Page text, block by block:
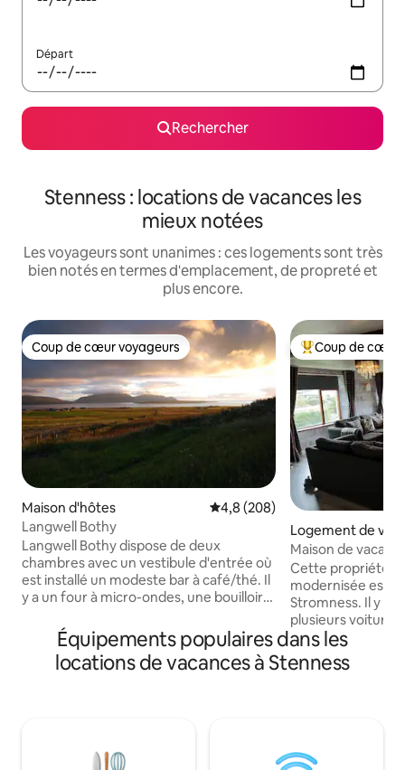
Départ
Rechercher
Stenness : locations de vacances les
mieux notées
Les voyageurs sont unanimes : ces logements sont très
bien notés en termes d'emplacement, de propreté et
plus encore.
Coup de cœur voyageurs
Coup de cœur voyageurs
Maison d'hôtes Évaluation moyenne sur la
4,8 (208)
Langwell Bothy
Langwell Bothy dispose de deux
chambres avec un vestibule d'entrée où
est installé un modeste bar à café/thé. Il
y a un four à micro-ondes, une bouilloire,
ainsi qu'un évier, PAS DE CUISINIÈRE. La
chambre principale offre une vue sur l'île
de Hoy. La deuxième chambre dispose
d'eau) accessible uniquement depuis la
Coups de cœur
Coup de cœur
Logement de
Maison de
Cette propriété
modernisée est
Stromness. Il y a
plusieurs
jardin herbeux. Le rez-de-chaussée se
compose d'une
équipée de :
avec baignoire/
Équipements populaires dans les
locations de vacances à Stenness